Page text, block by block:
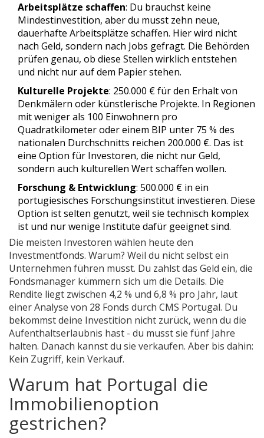
Arbeitsplätze schaffen: Du brauchst keine
Mindestinvestition, aber du musst zehn neue,
dauerhafte Arbeitsplätze schaffen. Hier wird nicht
nach Geld, sondern nach Jobs gefragt. Die Behörden
prüfen genau, ob diese Stellen wirklich entstehen
und nicht nur auf dem Papier stehen.
Kulturelle Projekte: 250.000 € für den Erhalt von
Denkmälern oder künstlerische Projekte. In Regionen
mit weniger als 100 Einwohnern pro
Quadratkilometer oder einem BIP unter 75 % des
nationalen Durchschnitts reichen 200.000 €. Das ist
eine Option für Investoren, die nicht nur Geld,
sondern auch kulturellen Wert schaffen wollen.
Forschung & Entwicklung: 500.000 € in ein
portugiesisches Forschungsinstitut investieren. Diese
Option ist selten genutzt, weil sie technisch komplex
ist und nur wenige Institute dafür geeignet sind.
Die meisten Investoren wählen heute den
Investmentfonds. Warum? Weil du nicht selbst ein
Unternehmen führen musst. Du zahlst das Geld ein, die
Fondsmanager kümmern sich um die Details. Die
Rendite liegt zwischen 4,2 % und 6,8 % pro Jahr, laut
einer Analyse von 28 Fonds durch CMS Portugal. Du
bekommst deine Investition nicht zurück, wenn du die
Aufenthaltserlaubnis hast - du musst sie fünf Jahre
halten. Danach kannst du sie verkaufen. Aber bis dahin:
Kein Zugriff, kein Verkauf.
Warum hat Portugal die
Immobilienoption
gestrichen?